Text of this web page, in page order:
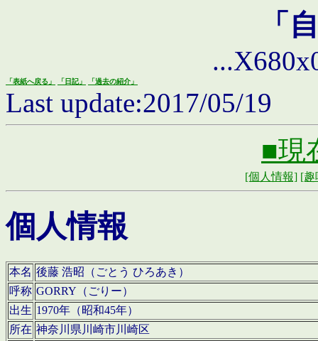
「
「表紙へ戻る」 「日記」 「過去の紹介」
Last update:2017/05/19
■現
[個人情報] [趣
個人情報
本名 後藤 浩昭（ごとう ひろあき）
呼称 GORRY（ごりー）
出生 1970年（昭和45年）
所在 神奈川県川崎市川崎区